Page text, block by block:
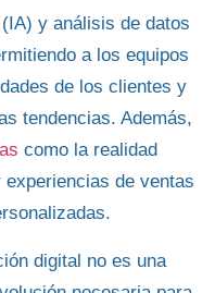
y análisis de datos
a los equipos
de los clientes y
tendencias. Además,
como la realidad
experiencias de ventas
digital no es una